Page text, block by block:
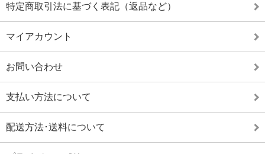
特定商取引法に基づく表記（返品など）
マイアカウント
お問い合わせ
支払い方法について
配送方法･送料について